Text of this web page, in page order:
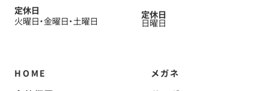
定休日
火曜日 金曜日 土曜日
定休日
日曜日
HOME
メガネ